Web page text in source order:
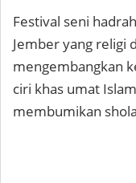
Festival seni
Jember yang religi
mengembangkan
ciri khas umat
membumikan